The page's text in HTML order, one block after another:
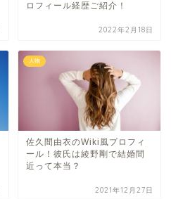
ロフィール経歴ご紹介！
2022年2月18日
人物
佐久間由衣のWiki風プロフィ
ール！彼氏は綾野剛で結婚間
近って本当？
2021年12月27日